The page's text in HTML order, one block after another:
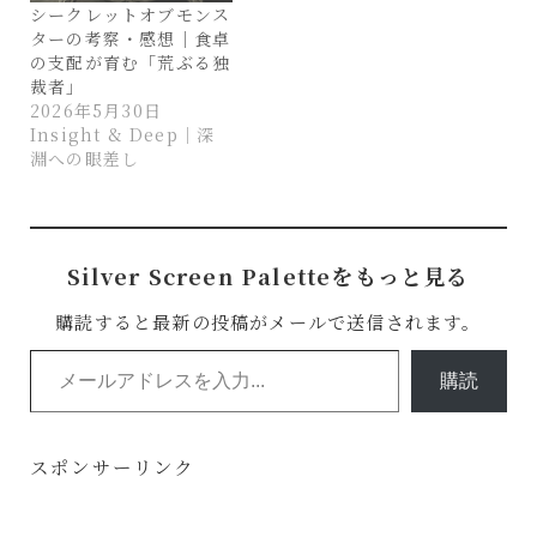
シークレットオブモンス
ターの考察・感想｜食卓
の支配が育む「荒ぶる独
裁者」
2026年5月30日
Insight & Deep｜深
淵への眼差し
Silver Screen Paletteをもっと見る
購読すると最新の投稿がメールで送信されます。
メールアドレスを入力...
購読
スポンサーリンク